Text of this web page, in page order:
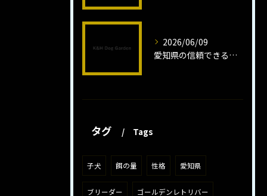
2026/06/09
愛知県の信頼できるミニチュアピンシャーブリーダーの魅力
タグ Tags
子犬 餌の量 性格 愛知県
ブリーダー ゴールデンレトリバー